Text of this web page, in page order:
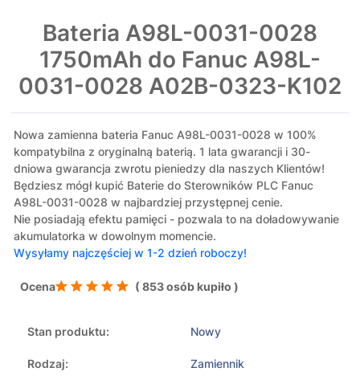
Bateria A98L-0031-0028
1750mAh do Fanuc A98L-
0031-0028 A02B-0323-K102
Nowa zamienna bateria Fanuc A98L-0031-0028 w 100%
kompatybilna z oryginalną baterią. 1 lata gwarancji i 30-
dniowa gwarancja zwrotu pieniedzy dla naszych Klientów!
Będziesz mógł kupić Baterie do Sterowników PLC Fanuc
A98L-0031-0028 w najbardziej przystępnej cenie.
Nie posiadają efektu pamięci - pozwala to na doładowywanie
akumulatorka w dowolnym momencie.
Wysyłamy najczęściej w 1-2 dzień roboczy!
Ocena ( 853 osób kupiło )
Stan produktu: Nowy
Rodzaj: Zamiennik